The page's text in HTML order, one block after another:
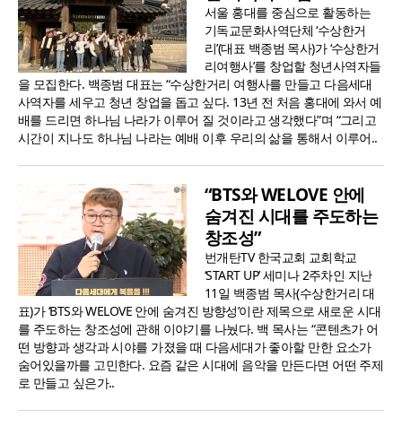
서울 홍대를 중심으로 활동하는
기독교문화사역단체 ‘수상한거
리’(대표 백종범 목사)가 ‘수상한거
리여행사’를 창업할 청년사역자들
을 모집한다. 백종범 대표는 “수상한거리 여행사를 만들고 다음세대
사역자를 세우고 청년 창업을 돕고 싶다. 13년 전 처음 홍대에 와서 예
배를 드리면 하나님 나라가 이루어 질 것이라고 생각했다”며 “그리고
시간이 지나도 하나님 나라는 예배 이후 우리의 삶을 통해서 이루어..
“BTS와 WELOVE 안에
숨겨진 시대를 주도하는
창조성”
번개탄TV 한국교회 교회학교
‘START UP’ 세미나 2주차인 지난
11일 백종범 목사(수상한거리 대
표)가 ‘BTS와 WELOVE 안에 숨겨진 방향성’이란 제목으로 새로운 시대
를 주도하는 창조성에 관해 이야기를 나눴다. 백 목사는 “콘텐츠가 어
떤 방향과 생각과 시야를 가졌을 때 다음세대가 좋아할 만한 요소가
숨어있을까를 고민한다. 요즘 같은 시대에 음악을 만든다면 어떤 주제
로 만들고 싶은가..